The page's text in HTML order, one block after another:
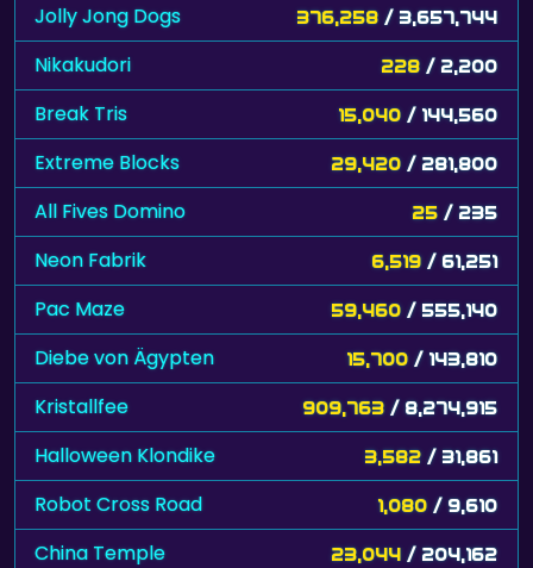
Jolly Jong Dogs 376,258 / 3,657,744
Nikakudori 228 / 2,200
Break Tris 15,040 / 144,560
Extreme Blocks 29,420 / 281,800
All Fives Domino 25 / 235
Neon Fabrik 6,519 / 61,251
Pac Maze 59,460 / 555,140
Diebe von Ägypten 15,700 / 143,810
Kristallfee 909,763 / 8,274,915
Halloween Klondike 3,582 / 31,861
Robot Cross Road 1,080 / 9,610
China Temple 23,044 / 204,162